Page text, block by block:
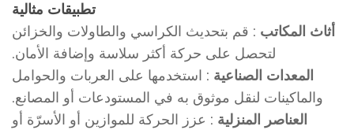
تطبيقات مثالية
أثاث المكاتب : قم بتحديث الكراسي والطاولات والخزائن
لتحصل على حركة أكثر سلاسة وإضافة الأمان.
المعدات الصناعية : استخدمها على العربات والحوامل
والماكينات لنقل موثوق به في المستودعات أو المصانع.
العناصر المنزلية : عزز الحركة للموازين أو الأسرّة أو